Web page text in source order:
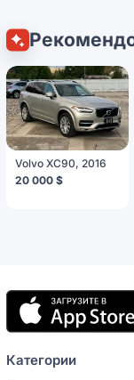
Volvo XC90, 2016
20 000 $
Мобильное
приложение
Категории